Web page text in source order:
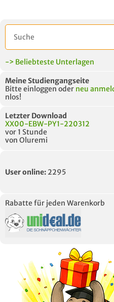
-> Beliebteste Unterlagen
Meine Studiengangseite
Bitte einloggen oder neu
nlos!
Letzter Download
XX00-EBW-PY1-220312
vor 1 Stunde
von Oluremi
User online: 2295
Rabatte für jeden Warenkorb